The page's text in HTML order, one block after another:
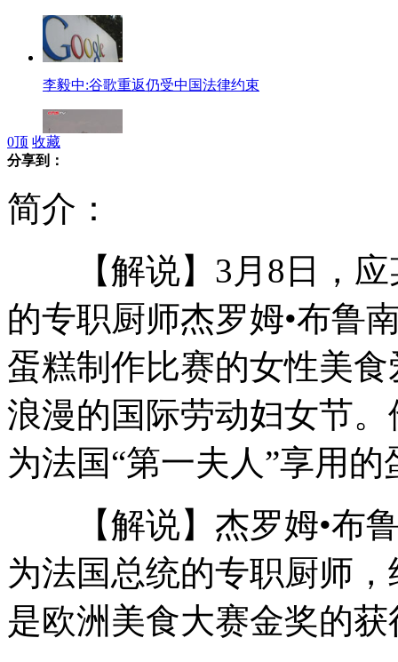
李毅中:谷歌重返仍受中国法律约束
英小伙收拾房间意外发现中大奖彩票
美四腿"猎豹"机器人时速"惊人"
七旬阿婆卖房建脑瘫患儿康复机构
天坛祭祀指定专用酒惹争议
0顶 收藏
分享到：
简介：
【解说】3月8日，应
的专职厨师杰罗姆•布鲁
蛋糕制作比赛的女性美
浪漫的国际劳动妇女节
为法国“第一夫人”享用
【解说】杰罗姆•布鲁
为法国总统的专职厨师
是欧洲美食大赛金奖的获